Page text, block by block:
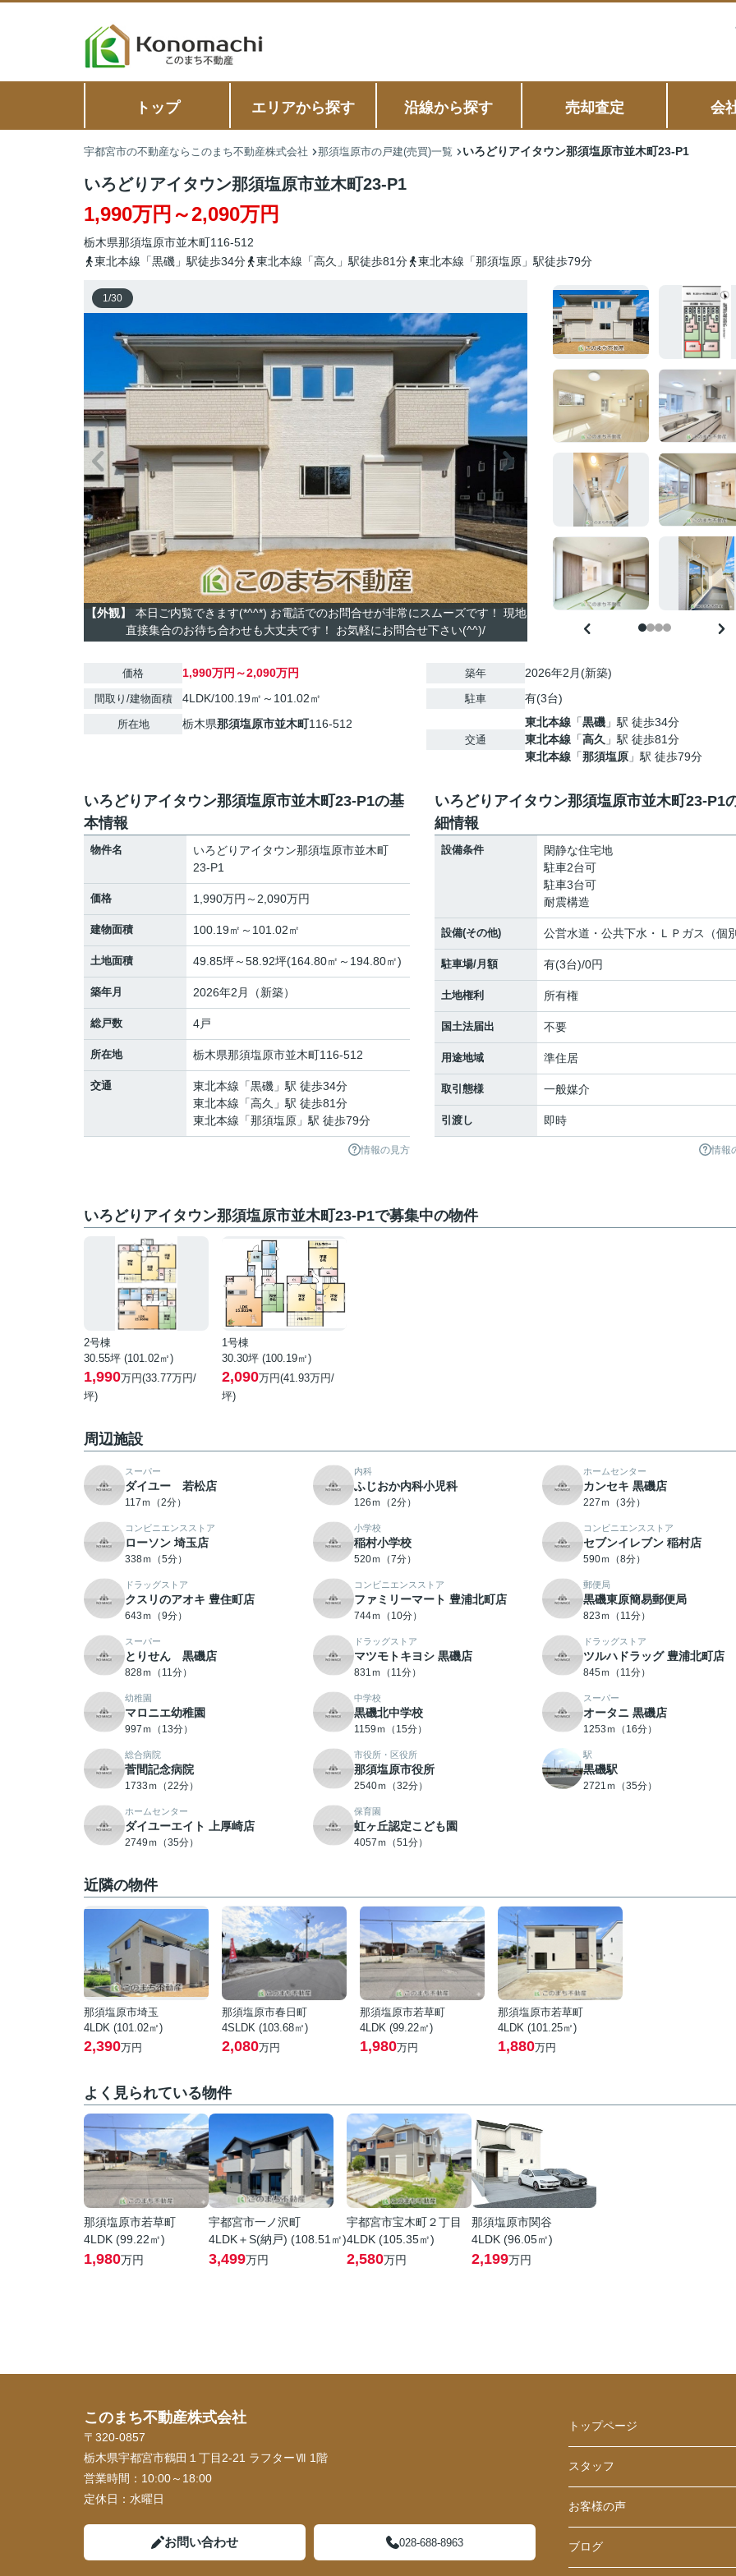
トップ エリアから探す 沿線から探す 売却査定 会
宇都宮市の不動産ならこのまち不動産株式会社 那須塩原市の戸建(売買)一覧 いろどりアイタウン那須塩原市並木町23-P1
いろどりアイタウン那須塩原市並木町23-P1
1,990万円～2,090万円
栃木県那須塩原市並木町116-512
東北本線「黒磯」駅徒歩34分
東北本線「高久」駅徒歩81分 東北本線「那須塩原」駅徒歩79分
1/30
【外観】
本日ご内覧できます(*^^*) お電話でのお問合せが非常にスムーズです！ 現地
直接集合のお待ち合わせも大丈夫です！ お気軽にお問合せ下さい(^^)/
価格 1,990万円～2,090万円
間取り/建物面積 4LDK/100.19㎡～101.02㎡
所在地 栃木県那須塩原市並木町116-512
築年 2026年2月(新築)
駐車 有(3台)
交通
東北本線 「黒磯 」駅 徒歩34分
東北本線 「高久 」駅 徒歩81分
東北本線 「那須塩原 」駅 徒歩79分
いろどりアイタウン那須塩原市並木町23-P1の基
本情報
物件名
いろどりアイタウン那須塩原市並木町
23-P1
価格 1,990万円～2,090万円
建物面積 100.19㎡～101.02㎡
土地面積 49.85坪～58.92坪(164.80㎡～194.80㎡)
築年月 2026年2月（新築）
総戸数 4戸
所在地 栃木県那須塩原市並木町116-512
交通 東北本線 「黒磯 」駅 徒歩34分
東北本線 「高久 」駅 徒歩81分
東北本線 「那須塩原 」駅 徒歩79分
情報の見方
いろどりアイタウン那須塩原市並木町23-P1
細情報
設備条件
閑静な住宅地
駐車2台可
駐車3台可
耐震構造
設備(その他) 公営水道・公共下水・ＬＰガス（個
駐車場/月額 有(3台)/0円
土地権利 所有権
国土法届出 不要
用途地域 準住居
取引態様 一般媒介
引渡し 即時
情報
いろどりアイタウン那須塩原市並木町23-P1で募集中の物件
2号棟
30.55坪 (101.02㎡)
1,990万円(33.77万円/
坪)
1号棟
30.30坪 (100.19㎡)
2,090万円(41.93万円/
坪)
周辺施設
スーパー
ダイユー 若松店
117ｍ（2分）
内科
ふじおか内科小児科
126ｍ（2分）
ホームセンター
カンセキ 黒磯店
227ｍ（3分）
コンビニエンスストア
ローソン 埼玉店
338ｍ（5分）
小学校
稲村小学校
520ｍ（7分）
コンビニエンスストア
セブンイレブン 稲村店
590ｍ（8分）
ドラッグストア
クスリのアオキ 豊住町店
643ｍ（9分）
コンビニエンスストア
ファミリーマート 豊浦北町店
744ｍ（10分）
郵便局
黒磯東原簡易郵便局
823ｍ（11分）
スーパー
とりせん 黒磯店
828ｍ（11分）
ドラッグストア
マツモトキヨシ 黒磯店
831ｍ（11分）
ドラッグストア
ツルハドラッグ 豊浦北町店
845ｍ（11分）
幼稚園
マロニエ幼稚園
997ｍ（13分）
中学校
黒磯北中学校
1159ｍ（15分）
スーパー
オータニ 黒磯店
1253ｍ（16分）
総合病院
菅間記念病院
1733ｍ（22分）
市役所・区役所
那須塩原市役所
2540ｍ（32分）
駅
黒磯駅
2721ｍ（35分）
ホームセンター
ダイユーエイト 上厚崎店
2749ｍ（35分）
保育園
虹ヶ丘認定こども園
4057ｍ（51分）
近隣の物件
那須塩原市埼玉
4LDK (101.02㎡)
2,390万円
那須塩原市春日町
4SLDK (103.68㎡)
2,080万円
那須塩原市若草町
4LDK (99.22㎡)
1,980万円
那須塩原市若草町
4LDK (101.25㎡)
1,880万円
よく見られている物件
那須塩原市若草町
4LDK (99.22㎡)
1,980万円
宇都宮市一ノ沢町
4LDK＋S(納戸) (108.51㎡)
3,499万円
宇都宮市宝木町２丁目
4LDK (105.35㎡)
2,580万円
那須塩原市関谷
4LDK (96.05㎡)
2,199万円
このまち不動産株式会社
〒320-0857
栃木県宇都宮市鶴田１丁目2-21 ラフターⅦ 1階
営業時間： 10:00～18:00
定休日： 水曜日
お問い合わせ 028-688-8963
トップページ
スタッフ
お客様の声
ブログ